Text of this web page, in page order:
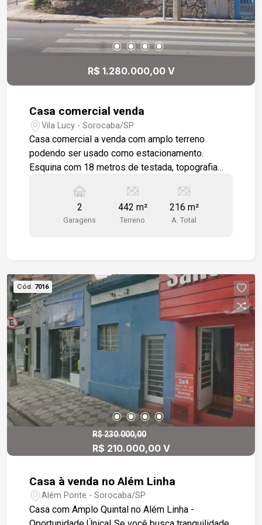
R$ 1.280.000,00 V
Casa comercial venda
Vila Lucy - Sorocaba/SP
Casa comercial a venda com amplo terreno
podendo ser usado como estacionamento.
Esquina com 18 metros de testada, topografia
Avenida com grande fluxo de veículos, grande
variedade de comércios. Avenida com fácil
acesso a Rodovia Raposo Tavares.
2
Garagens
442 m²
Terreno
216 m²
A. Total
Cód. 7016
R$ 230.000,00
R$ 210.000,00 V
Casa à venda no Além Linha
Além Ponte - Sorocaba/SP
Casa com Amplo Quintal no Além Linha -